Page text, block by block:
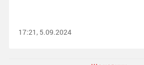
17:21, 5.09.2024